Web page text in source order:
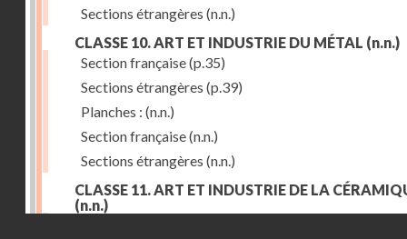
Sections étrangères (n.n.)
CLASSE 10. ART ET INDUSTRIE DU MÉTAL (n.n.)
Section française(p.35)
Sections étrangères (p.39)
Planches : (n.n.)
Section française(n.n.)
Sections étrangères (n.n.)
CLASSE 11. ART ET INDUSTRIE DE LA
(n.n.)